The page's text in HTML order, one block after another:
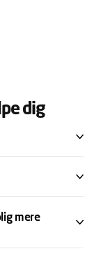
dig
mere